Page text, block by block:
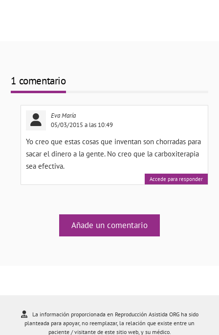
1 comentario
Eva María
05/03/2015 a las 10:49
Yo creo que estas cosas que inventan son chorradas para
sacar el dinero a la gente. No creo que la carboxiterapia
sea efectiva.
Accede para responder
Añade un comentario
La información proporcionada en Reproducción Asistida ORG ha sido
planteada para apoyar, no reemplazar, la relación que existe entre un
paciente / visitante de este sitio web, y su médico.